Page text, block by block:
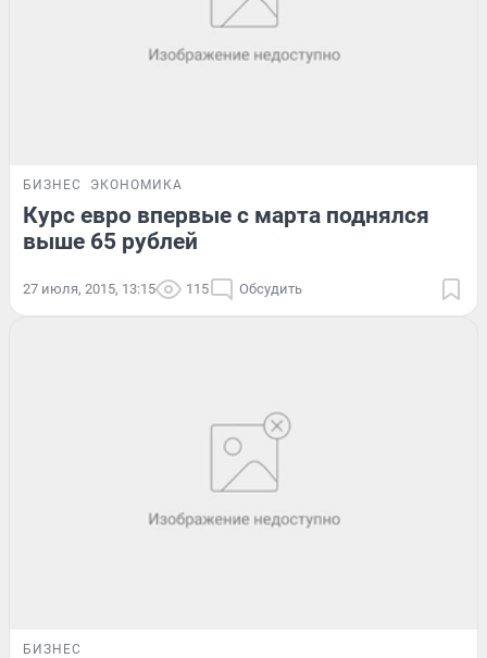
БИЗНЕС ЭКОНОМИКА
Курс евро впервые с марта поднялся
выше 65 рублей
27 июля, 2015, 13:15 115 Обсудить
БИЗНЕС